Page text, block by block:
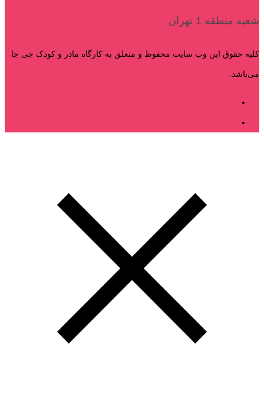
شعبه منطقه 1 تهران
کلیه حقوق این وب سایت محفوظ و متعلق به کارگاه مادر و کودک جی جا
می‌باشد.